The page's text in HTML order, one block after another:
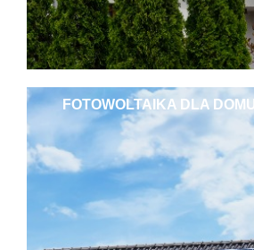
FOTOWOLTAIKA DLA DOMU